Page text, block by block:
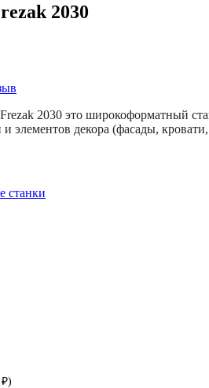
2030
2030 это широкоформатный
элементов декора (фасады,
станки
₽)